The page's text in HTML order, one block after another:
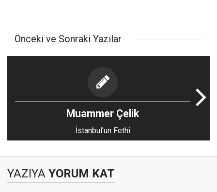
Önceki ve Sonraki Yazılar
Muammer Çelik
İstanbul'un Fethi
YAZIYA YORUM KAT